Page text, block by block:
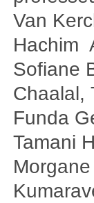
Van
Hachim
Sofiane
Chaalal,
Funda
Tamani